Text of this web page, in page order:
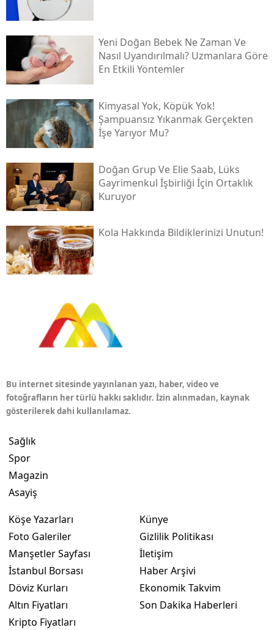
Yeni Doğan Bebek Ne Zaman Ve
Nasıl Uyandırılmalı? Uzmanlara Göre
En Etkili Yöntemler
Kimyasal Yok, Köpük Yok!
Şampuansız Yıkanmak Gerçekten
İşe Yarıyor Mu?
Doğan Grup Ve Elie Saab, Lüks
Gayrimenkul İşbirliği İçin Ortaklık
Kuruyor
Kola Hakkında Bildiklerinizi Unutun!
Bu internet sitesinde yayınlanan yazı, haber, video ve
fotoğrafların her türlü hakkı saklıdır. İzin alınmadan, kaynak
gösterilerek dahi kullanılamaz.
Sağlık
Spor
Magazin
Asayiş
Köşe Yazarları
Foto Galeriler
Manşetler Sayfası
İstanbul Borsası
Döviz Kurları
Altın Fiyatları
Kripto Fiyatları
Künye
Gizlilik Politikası
İletişim
Haber Arşivi
Ekonomik Takvim
Son Dakika Haberleri